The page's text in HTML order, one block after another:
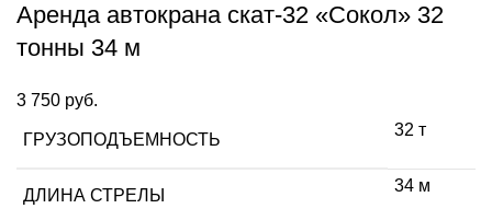
Аренда автокрана скат-32 «Сокол» 32
тонны 34 м
3 750 руб.
ГРУЗОПОДЪЕМНОСТЬ
32 т
ДЛИНА СТРЕЛЫ
34 м